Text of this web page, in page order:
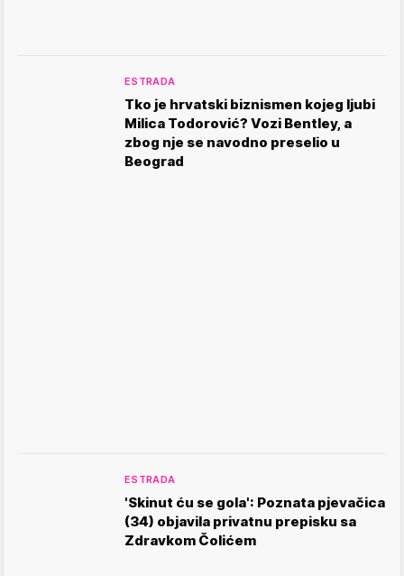
ESTRADA
Tko je hrvatski biznismen kojeg ljubi
Milica Todorović? Vozi Bentley, a
zbog nje se navodno preselio u
Beograd
ESTRADA
'Skinut ću se gola': Poznata pjevačica
(34) objavila privatnu prepisku sa
Zdravkom Čolićem